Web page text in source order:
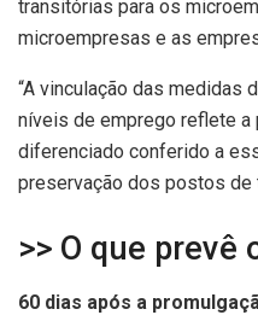
transitórias para os
microempresas e as
“A vinculação das medidas
níveis de emprego reflete a
diferenciado conferido a
preservação dos postos de
>> O que prevê
60 dias após a